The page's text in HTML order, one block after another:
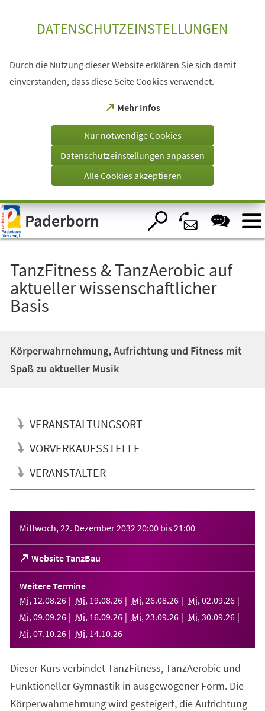
Visuelle
Assistenzsoftware
öffnen.
DATENSCHUTZEINSTELLUNGEN
Durch die Nutzung dieser Website erklären Sie sich damit
einverstanden, dass diese Seite Cookies verwendet.
Mehr Infos
(Öffnet
einem
Tab)
Nur notwendige Cookies
Datenschutzeinstellungen anpassen
Alle Cookies akzeptieren
Paderborn
TanzFitness & TanzAerobic auf
aktueller wissenschaftlicher
Basis
Körperwahrnehmung, Aufrichtung und Fitness mit
Spaß zu aktueller Musik
VERANSTALTUNGSORT
VORVERKAUFSSTELLE
VERANSTALTER
Mittwoch, 22. Dezember 2032 20:00 bis21:00
Website TanzBau
(Öffnet
in
einem
neuen
Tab)
Weitere Termine
Mi, 12.08.26 Mi, 19.08.26 Mi, 26.08.26 Mi, 02.09.26
Mi, 09.09.26 Mi, 16.09.26 Mi, 23.09.26 Mi, 30.09.26
Mi, 07.10.26 Mi, 14.10.26
Dieser Kurs verbindet TanzFitness, TanzAerobic und
Funktioneller Gymnastik in ausgewogener Form. Die
Körperwahrnehmung wird gesteigert, die Aufrichtung